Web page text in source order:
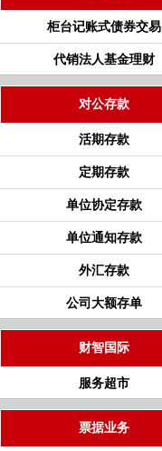
柜台记账式债券交易
代销法人基金理财
对公存款
活期存款
定期存款
单位协定存款
单位通知存款
外汇存款
公司大额存单
财智国际
服务超市
票据业务